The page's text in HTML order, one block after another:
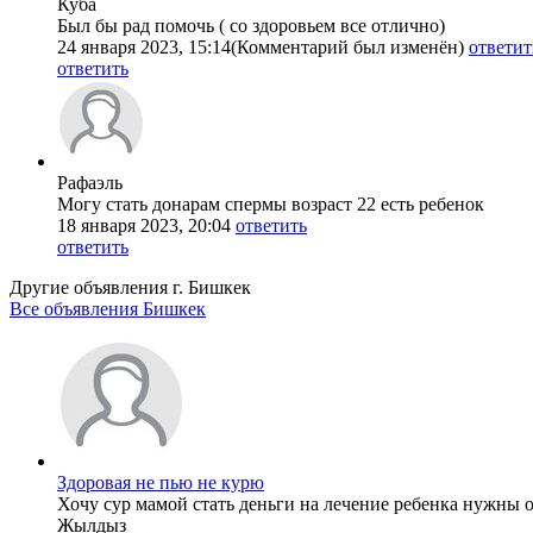
Был бы рад помочь ( со здоровьем все отлично)
24 января 2023, 15:14(Комментарий был изменён)
ответить
Рафаэль
Могу стать донарам спермы возраст 22 есть ребенок
18 января 2023, 20:04 ответить
ответить
Другие объявления г. Бишкек
Все объявления Бишкек
Здоровая не пью не курю
Хочу сур мамой стать деньги на лечение ребенка нужны
Жылдыз